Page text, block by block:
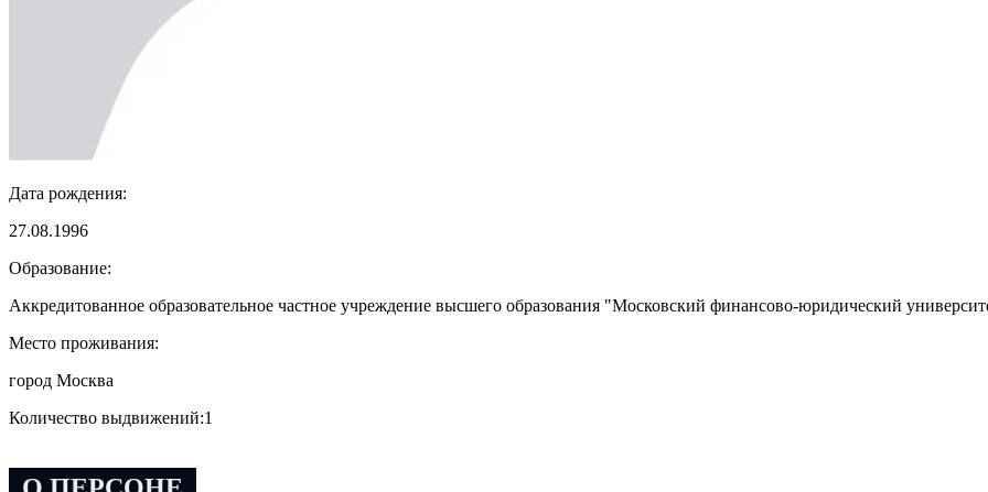
Дата рождения:
27.08.1996
Образование:
Аккредитованное образовательное частное учреждение высшего образования "Московский финансово-юридический
Место проживания:
город Москва
Количество выдвижений:1